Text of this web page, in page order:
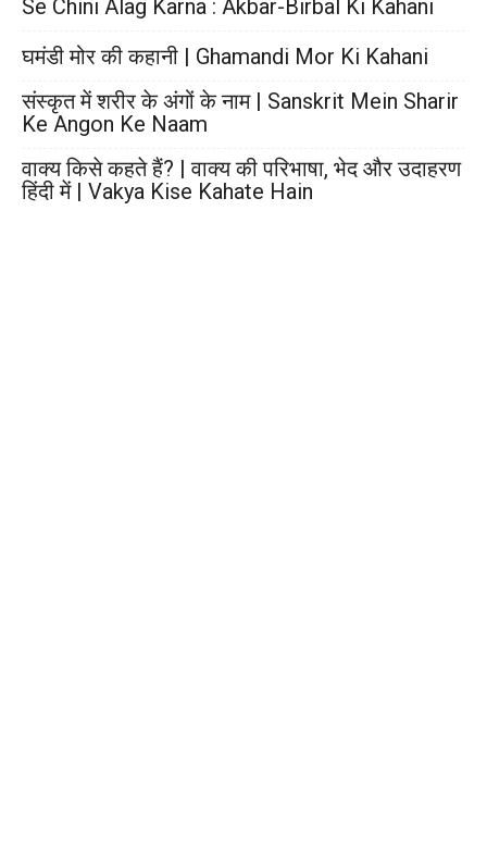
Se Chini Alag Karna : Akbar-Birbal Ki Kahani
घमंडी मोर की कहानी | Ghamandi Mor Ki Kahani
संस्कृत में शरीर के अंगों के नाम | Sanskrit Mein Sharir
Ke Angon Ke Naam
वाक्य किसे कहते हैं? | वाक्य की परिभाषा, भेद और उदाहरण
हिंदी में | Vakya Kise Kahate Hain